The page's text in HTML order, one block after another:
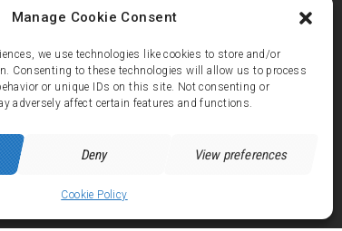
Manage Cookie Consent
we use technologies like cookies to store and/or
Consenting to these technologies will allow us to process
or unique IDs on this site. Not consenting or
adversely affect certain features and functions.
Deny View preferences
Cookie Policy
- 38750 ALPE d'HUEZ